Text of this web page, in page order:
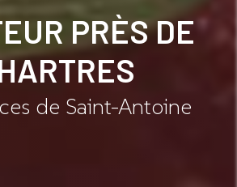
PRÈS DE
de Saint-Antoine